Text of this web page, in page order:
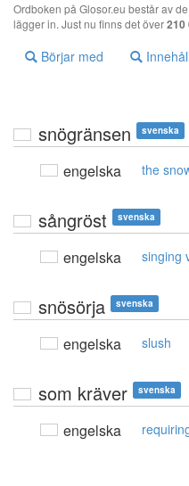
Ordboken på Glosor.eu består av
lägger in. Just nu finns det över210
Börjar med
snögränsen svenska
engelska the
sångröst svenska
engelska singing
snösörja svenska
engelska slush
som kräver svenska
engelska